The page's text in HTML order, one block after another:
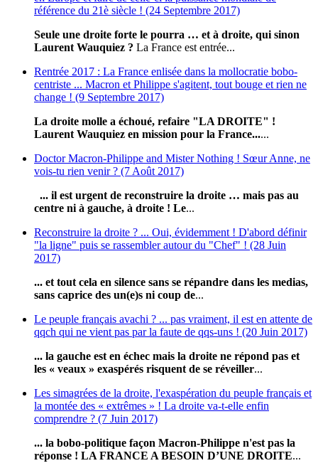
référence du 21è siècle ! (24 Septembre 2017)
Seule une droite forte le pourra … et à droite, qui sinon
Laurent Wauquiez ? La France est entrée...
Rentrée 2017 : La France enlisée dans la mollocratie bobo-
centriste ... Macron et Philippe s'agitent, tout bouge et rien ne
change ! (9 Septembre 2017)
La droite molle a échoué, refaire "LA DROITE" !
Laurent Wauquiez en mission pour la France......
Doctor Macron-Philippe and Mister Nothing ! Sœur Anne, ne
vois-tu rien venir ? (7 Août 2017)
... il est urgent de reconstruire la droite … mais pas au
centre ni à gauche, à droite ! Le...
Reconstruire la droite ? ... Oui, évidemment ! D'abord définir
"la ligne" puis se rassembler autour du "Chef" ! (28 Juin
2017)
... et tout cela en silence sans se répandre dans les medias,
sans caprice des un(e)s ni coup de...
Le peuple français avachi ? ... pas vraiment, il est en attente de
qqch qui ne vient pas par la faute de qqs-uns ! (20 Juin 2017)
... la gauche est en échec mais la droite ne répond pas et
les « veaux » exaspérés risquent de se réveiller...
Les simagrées de la droite, l'exaspération du peuple français et
la montée des « extrêmes » ! La droite va-t-elle enfin
comprendre ? (7 Juin 2017)
... la bobo-politique façon Macron-Philippe n'est pas la
réponse ! LA FRANCE A BESOIN D’UNE DROITE...